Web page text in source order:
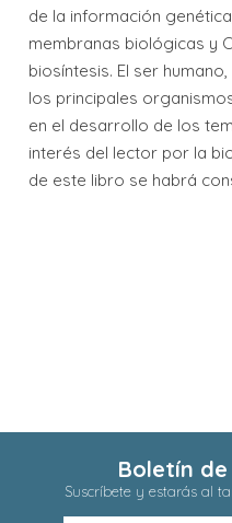
de la información
membranas biológicas y
biosíntesis. El ser
los principales
en el desarrollo de los
interés del lector por la
de este libro se habrá
Boletín
Suscríbete y estarás al